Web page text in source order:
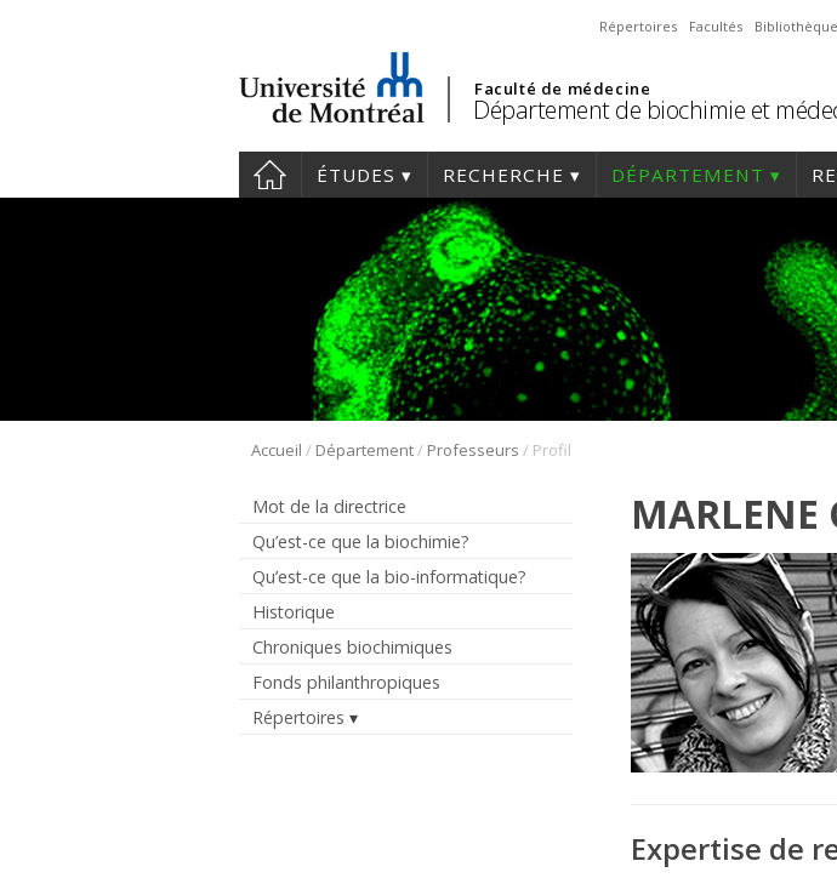
Répertoires Facultés
Faculté de médecine
Département de biochimie et
ÉTUDES RECHERCHE DÉPARTEMENT
Accueil / Département/ Professeurs / Profil
Mot de la directrice
Qu’est-ce que la biochimie?
Qu’est-ce que la bio-informatique?
Historique
Chroniques biochimiques
Fonds philanthropiques
Répertoires
MARLENE
Expertise de